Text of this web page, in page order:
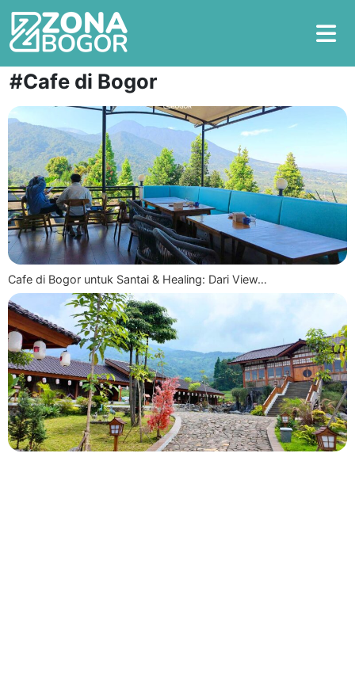
#Cafe di Bogor
Cafe di Bogor untuk Santai & Healing: Dari View…